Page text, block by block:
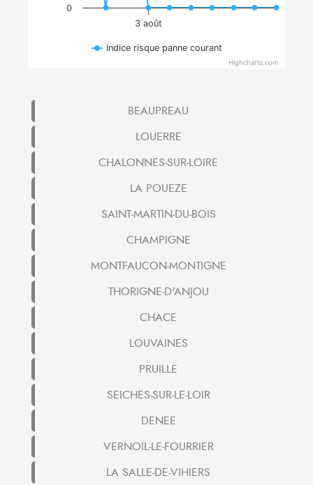
3 août
0
Indice risque panne courant
Highcharts.com
BEAUPREAU
LOUERRE
CHALONNES-SUR-LOIRE
LA POUEZE
SAINT-MARTIN-DU-BOIS
CHAMPIGNE
MONTFAUCON-MONTIGNE
THORIGNE-D'ANJOU
CHACE
LOUVAINES
PRUILLE
SEICHES-SUR-LE-LOIR
DENEE
VERNOIL-LE-FOURRIER
LA SALLE-DE-VIHIERS